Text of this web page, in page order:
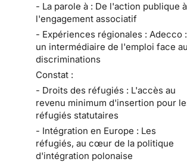
- La parole à : De l'action publique à
l'engagement associatif
- Expériences régionales : Adecco :
un intermédiaire de l'emploi face
discriminations
Constat :
- Droits des réfugiés : L'accès au
revenu minimum d'insertion pour
réfugiés statutaires
- Intégration en Europe : Les
réfugiés, au cœur de la politique
d'intégration polonaise